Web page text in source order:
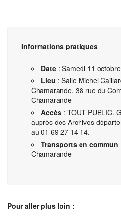
Informations pratiques
Date : Samedi 11
Lieu : Salle Michel
Chamarande, 38 rue du
Chamarande​
Accès : TOUT PUBLIC.
auprès des Archives
au 01 69 27 14 14.
Transports en commun
Chamarande
Pour aller plus loin :